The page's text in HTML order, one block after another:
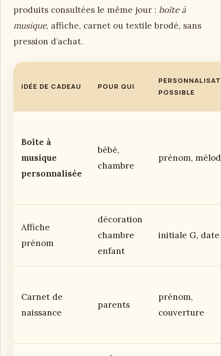
produits consultées le même jour : boîte à
musique, affiche, carnet ou textile brodé, sans
pression d’achat.
IDÉE DE CADEAU POUR QUI
POSSIBLE
Boîte à
musique
personnalisée
bébé,
chambre
prénom,
Affiche
prénom
décoration
chambre
enfant
initiale G, date
Carnet de
naissance
parents
prénom,
couverture